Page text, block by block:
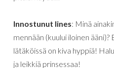
Innostunut Iines: Minä
mennään (kuului iloinen
lätäköissä on kiva hyppiä!
ja leikkiä prinsessaa!